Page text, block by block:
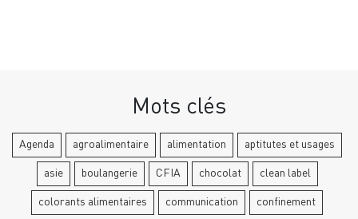
Mots clés
Agenda agroalimentaire alimentation aptitutes et usages
asie boulangerie CFIA chocolat clean label
colorants alimentaires communication confinement